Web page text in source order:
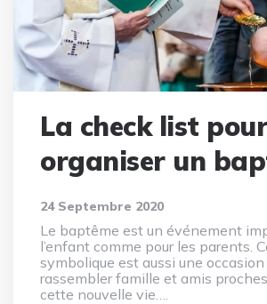
La check list
organiser un
24 Septembre 2020
Le baptême est un événement
l’enfant comme pour les parents.
symbolique est aussi une occasion
rassembler famille et amis
cette nouvelle vie….